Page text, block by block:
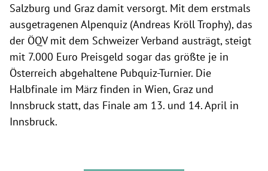
Salzburg und Graz damit versorgt. Mit dem erstmals
ausgetragenen Alpenquiz (Andreas Kröll Trophy), das
der ÖQV mit dem Schweizer Verband austrägt, steigt
mit 7.000 Euro Preisgeld sogar das größte je in
Österreich abgehaltene Pubquiz-Turnier. Die
Halbfinale im März finden in Wien, Graz und
Innsbruck statt, das Finale am 13. und 14. April in
Innsbruck.